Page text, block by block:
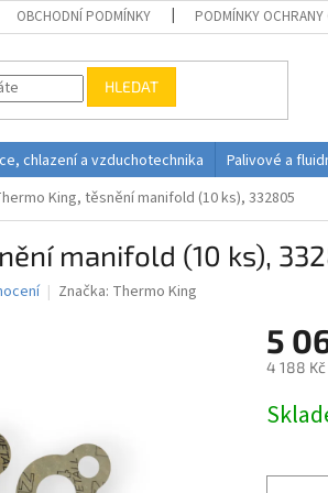
OBCHODNÍ PODMÍNKY PODMÍNKY OCHRANY
HLEDAT
chlazení a vzduchotechnika Palivové a
King, těsnění manifold (10 ks), 332805
manifold (10 ks),
Značka: Thermo King
5
4 188 Kč
cena: